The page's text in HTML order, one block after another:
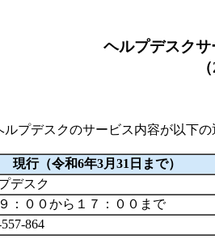
ヘルプデスク
プデスクのサービス内容が以下
現行（令和6年3月31日まで）
デスク
：００から１７：００まで
864